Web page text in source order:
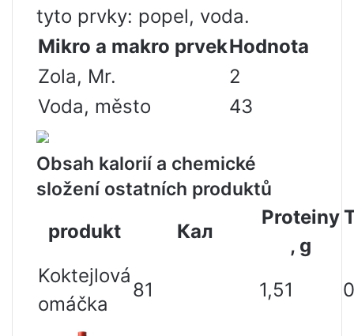
tyto prvky: popel, voda.
Mikro a makro prvekHodnota
Zola, Mr.
2
Voda, město
43
Obsah kalorií a chemické
složení ostatních produktů
produkt Кал
Proteiny
, g
Koktejlová
omáčka
81 1,51